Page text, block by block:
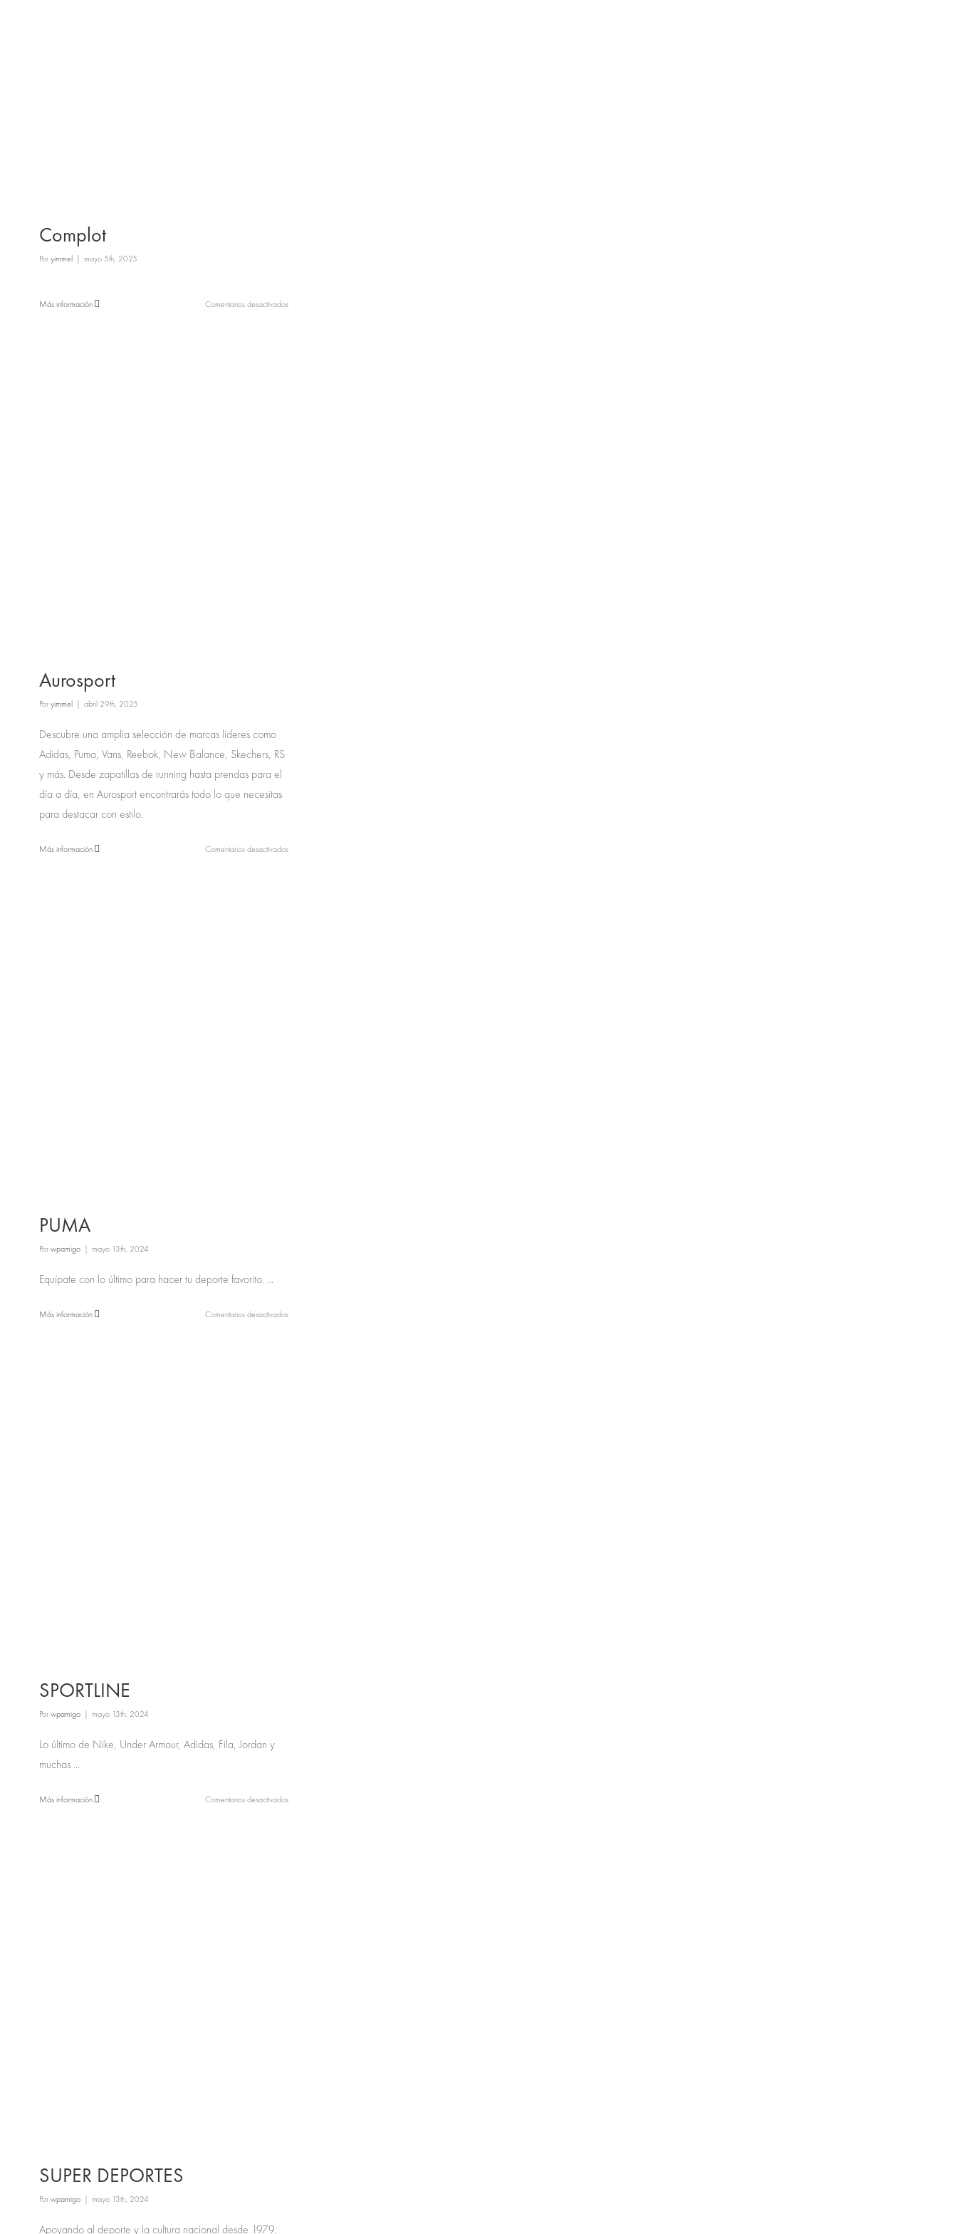
Complot
Poryimmel | mayo 5th, 2025
Más información Comentarios desactivadosen
Aurosport
Poryimmel | abril 29th, 2025
Descubre una amplia selección de marcas líderes como
Adidas, Puma, Vans, Reebok, New Balance, Skechers, RS
y más. Desde zapatillas de running hasta prendas para el
día a día, en Aurosport encontrarás todo lo que necesitas
para destacar con estilo.
Más información Comentarios desactivadosen
PUMA
Porwpamigo | mayo 13th, 2024
Equípate con lo último para hacer tu deporte favorito. ...
Más información Comentarios desactivadosen
SPORTLINE
Porwpamigo | mayo 13th, 2024
Lo último de Nike, Under Armour, Adidas, Fila, Jordan y
muchas ...
Más información Comentarios desactivadosen
SUPER DEPORTES
Porwpamigo | mayo 13th, 2024
Apoyando al deporte y la cultura nacional desde 1979,